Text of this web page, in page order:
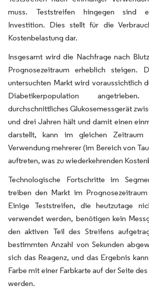
muss. Teststreifen hingegen sind
Investition. Dies stellt für die
Kostenbelastung dar.
Insgesamt wird die Nachfrage nach
Prognosezeitraum erheblich steigen.
untersuchten Markt wird voraussichtlich
Diabetikerpopulation
durchschnittliches Glukosemessgerät
und drei Jahren hält und damit einen
darstellt, kann im gleichen Zeitraum
Verwendung mehrerer (im Bereich von
auftreten, was zu wiederkehrenden
Technologische Fortschritte im
treiben den Markt im
Einige Teststreifen, die heutzutage
verwendet werden, benötigen kein
den aktiven Teil des Streifens
bestimmten Anzahl von Sekunden
sich das Reagenz, und das Ergebnis
Farbe mit einer Farbkarte auf der Seite
werden.